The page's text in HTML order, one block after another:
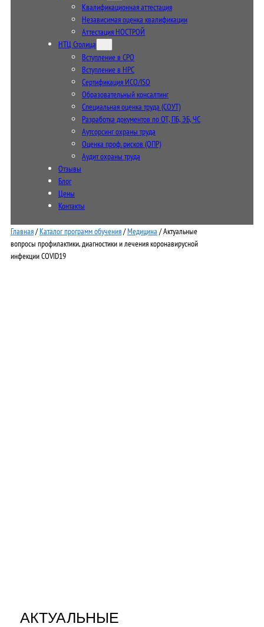
Квалификационная аттестация
Независимая оценка квалификации
Аттестация НОСТРОЙ
НТЦ Столица
Вступление в СРО
Вступление в НРС
Сертификация ИСО/ISO
Образовательный консалтинг
Специальная оценка труда (СОУТ)
Разработка документов по ОТ, ПБ, ЭБ, ЧС
Аутсорсинг охраны труда
Оценка проф. рисков (ОПР)
Аудит охраны труда
Отзывы
Блог
Цены
Контакты
Главная/Каталог программ обучения/Медицина / Актуальные
вопросы профилактики, диагностики и лечения коронавирусной
инфекции COVID19
АКТУАЛЬНЫЕ